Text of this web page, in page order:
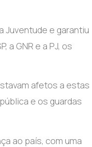
Juventude e garantiu
a GNR e a PJ, os
afetos a estas
e os guardas
ao país, com uma